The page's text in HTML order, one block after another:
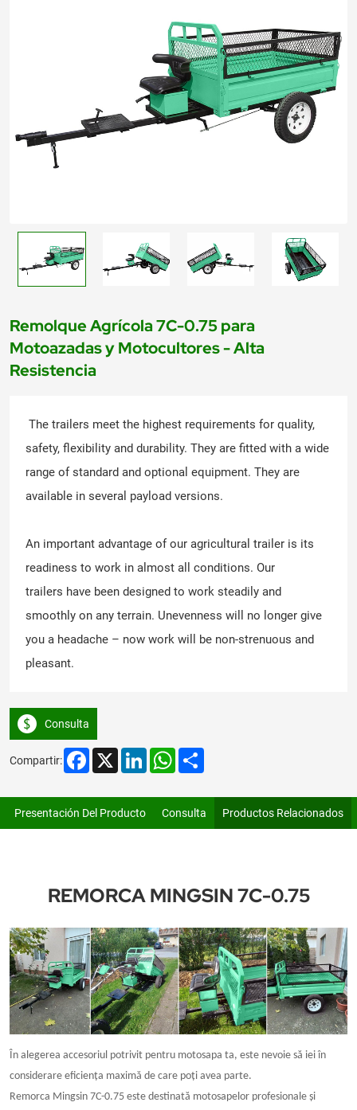
Remolque Agrícola 7C-0.75 para
Motoazadas y Motocultores - Alta
Resistencia
The trailers meet the highest requirements for quality,
safety, flexibility and durability. They are fitted with a wide
range of standard and optional equipment. They are
available in several payload versions.
An important advantage of our agricultural trailer is its
readiness to work in almost all conditions. Our
trailers have been designed to work steadily and
smoothly on any terrain. Unevenness will no longer give
you a headache – now work will be non-strenuous and
pleasant.
Consulta
Compartir: Facebook
X LinkedInWhatsApp
Presentación Del Producto Consulta Productos Relacionados
REMORCA MINGSIN 7C-0.75
În alegerea accesoriul potrivit pentru motosapa ta, este nevoie să iei în
considerare eficiența maximă de care poți avea parte.
Remorca Mingsin 7C-0.75 este destinată motosapelor profesionale și